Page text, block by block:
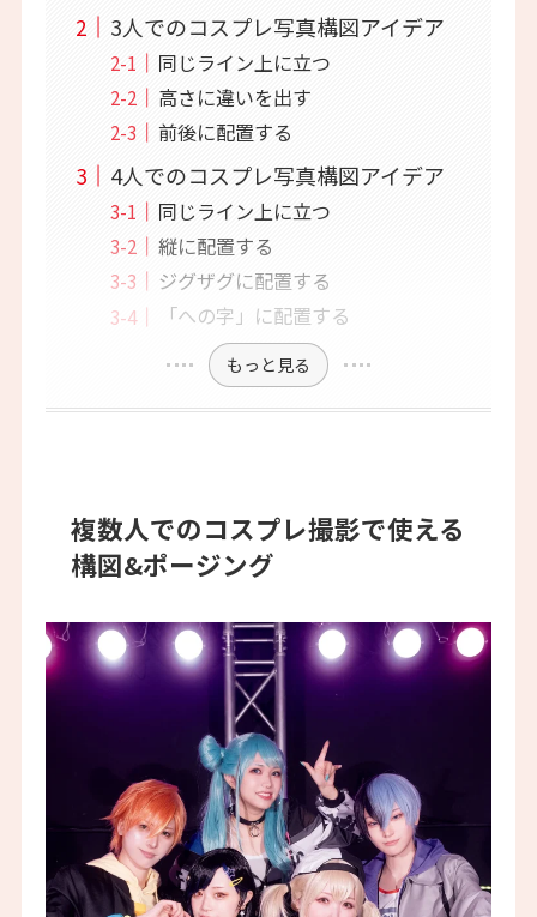
3人でのコスプレ写真構図アイデア
同じライン上に立つ
高さに違いを出す
前後に配置する
4人でのコスプレ写真構図アイデア
同じライン上に立つ
縦に配置する
ジグザグに配置する
「への字」に配置する
もっと見る
複数人でのコスプレ撮影で使える
構図&ポージング